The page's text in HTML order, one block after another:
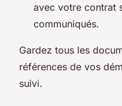
avec votre contrat
communiqués.
Gardez tous les
références de vos
suivi.